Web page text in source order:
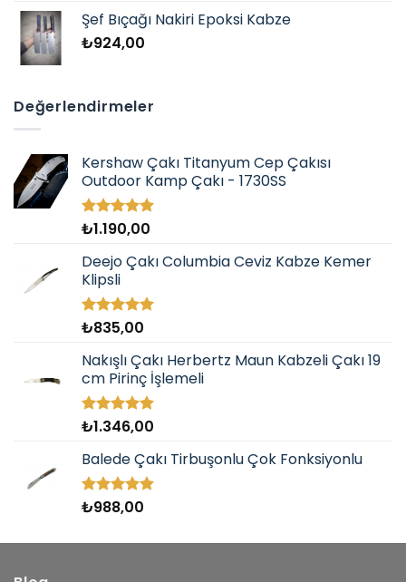
Şef Bıçağı Nakiri Epoksi Kabze
₺924,00
Değerlendirmeler
Kershaw Çakı Titanyum Cep Çakısı
Outdoor Kamp Çakı - 1730SS
5 üzerinden
aldı
₺1.190,00
Deejo Çakı Columbia Ceviz Kabze Kemer
Klipsli
5 üzerinden
aldı
₺835,00
Nakışlı Çakı Herbertz Maun Kabzeli Çakı 19
cm Pirinç İşlemeli
5 üzerinden
aldı
₺1.346,00
Balede Çakı Tirbuşonlu Çok Fonksiyonlu
5 üzerinden
₺988,00